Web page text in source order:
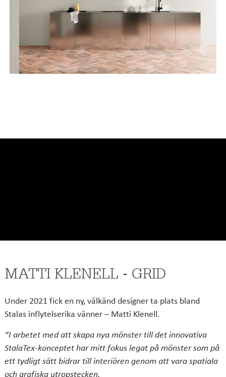
MATTI KLENELL - GRID
Under 2021 fick en ny, välkänd designer ta plats bland
Stalas inflytelserika vänner – Matti Klenell.
“I arbetet med att skapa nya mönster till det innovativa
StalaTex-konceptet har mitt fokus legat på mönster som på
ett tydligt sätt bidrar till interiören genom att vara spatiala
och grafiska utropstecken.